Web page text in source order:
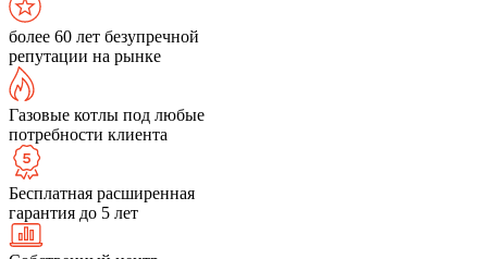
более 60 лет безупречной
репутации на рынке
Газовые котлы под любые
потребности клиента
Бесплатная расширенная
гарантия до 5 лет